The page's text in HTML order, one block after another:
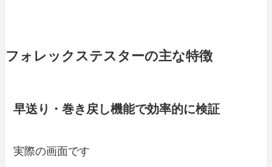
フォレックステスターの主な特徴
早送り・巻き戻し機能で効率的に検証
実際の画面です